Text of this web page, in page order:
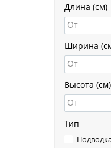
Длина (см)
От
Ширина
От
Высота (см)
От
Тип